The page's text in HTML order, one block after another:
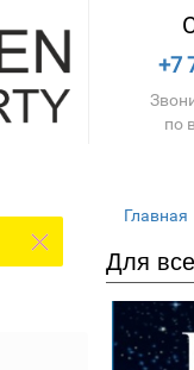
+7
по
Главная
Для